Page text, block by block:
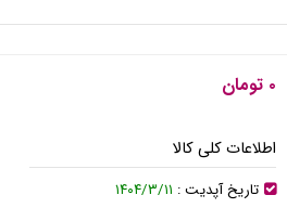
۰ تومان
اطلاعات کلی کالا
تاریخ آپدیت : ۱۴۰۴/۳/۱۱